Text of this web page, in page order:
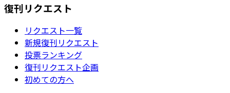
復刊リクエスト
リクエスト一覧
新規復刊リクエスト
投票ランキング
復刊リクエスト企画
初めての方へ